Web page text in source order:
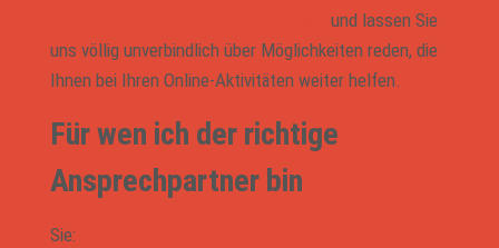
und lassen Sie
uns völlig unverbindlich über Möglichkeiten reden, die
Ihnen bei Ihren Online-Aktivitäten weiter helfen.
Für wen ich der richtige
Ansprechpartner bin
Sie: